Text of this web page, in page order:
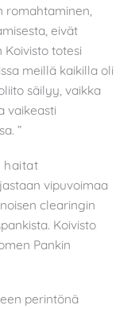
romahtaminen,
eivät
totesi
meillä kaikilla oli
säilyy, vaikka
vaikeasti
”
haitat
vipuvoimaa
clearingin
Koivisto
Pankin
perintönä